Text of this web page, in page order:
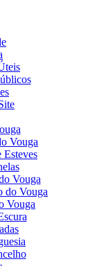
Vouga
Esteves
Vouga
do Vouga
Vouga